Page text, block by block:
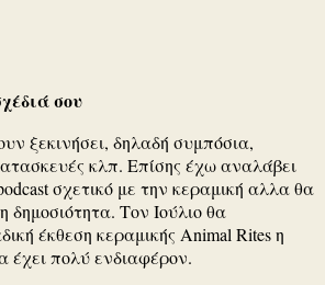
σου
ξεκινήσει, δηλαδή συμπόσια,
κλπ. Επίσης έχω αναλάβει
σχετικό με την κεραμική αλλα θα
δημοσιότητα. Τον Ιούλιο θα
έκθεση κεραμικής Animal Rites η
έχει πολύ ενδιαφέρον.